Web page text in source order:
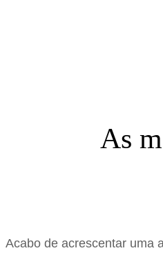
As
Acabo de acrescentar uma